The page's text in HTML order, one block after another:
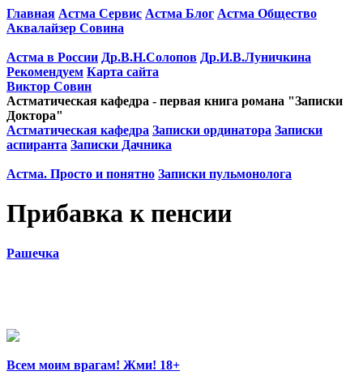
Главная Астма Сервис Астма Блог Астма Общество
Аквалайзер Совина
Астма в России Др.В.Н.Солопов Др.И.В.Луничкина
Рекомендуем Карта сайта
Виктор Совин
Астматическая кафедра - первая книга романа "Записки
Доктора"
Астматическая кафедра Записки ординатора Записки
аспиранта Записки Дачника
Астма. Просто и понятно Записки пульмонолога
Прибавка к пенсии
Рашечка
Всем моим врагам! Жми! 18+